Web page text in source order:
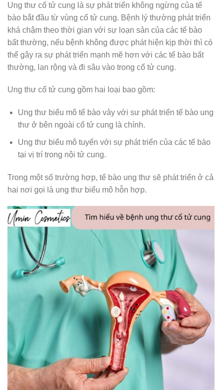
Ung thư cổ tử cung là sự phát triển không ngừng của tế
bào bắt đầu từ vùng cổ tử cung. Bệnh lý thường phát triển
khá chậm theo thời gian với sự loạn sản của các tế bào
bất thường, nếu bệnh không được phát hiện kịp thời thì có
thể gây ra sự phát triển mạnh mẽ hơn với các tế bào bất
thường, lan rộng và đi sâu vào trong cổ tử cung.
Ung thư cổ tử cung gồm hai loại bao gồm:
Ung thư biểu mô tế bào vảy với sư phát triển tế bào ung
thư ở bên ngoài cổ tử cung là chính.
Ung thư biểu mô tuyến với sự phát triển của các tế bào
tại vị trí trong nội tử cung.
Trong một số trường hợp, tế bào ung thư sẽ phát triển ở cả
hai nơi gọi là ung thư biểu mô hỗn hợp.